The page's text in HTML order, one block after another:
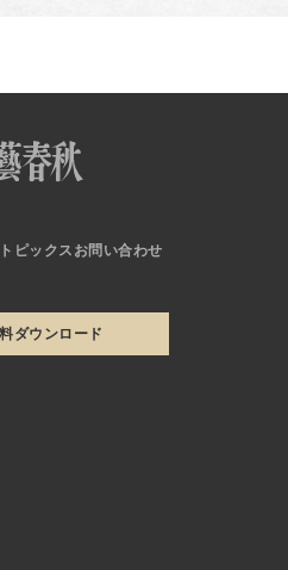
トピックス お問い合わせ
ダウンロード